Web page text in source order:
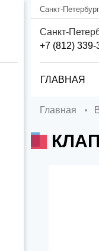
Санкт-Петербург
Санкт-
+7 (812) 339-
ГЛАВНАЯ
Главная